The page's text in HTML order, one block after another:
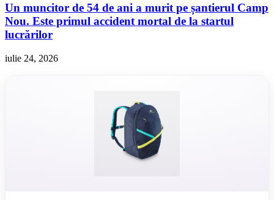
Un muncitor de 54 de ani a murit pe șantierul Camp
Nou. Este primul accident mortal de la startul
lucrărilor
iulie 24, 2026